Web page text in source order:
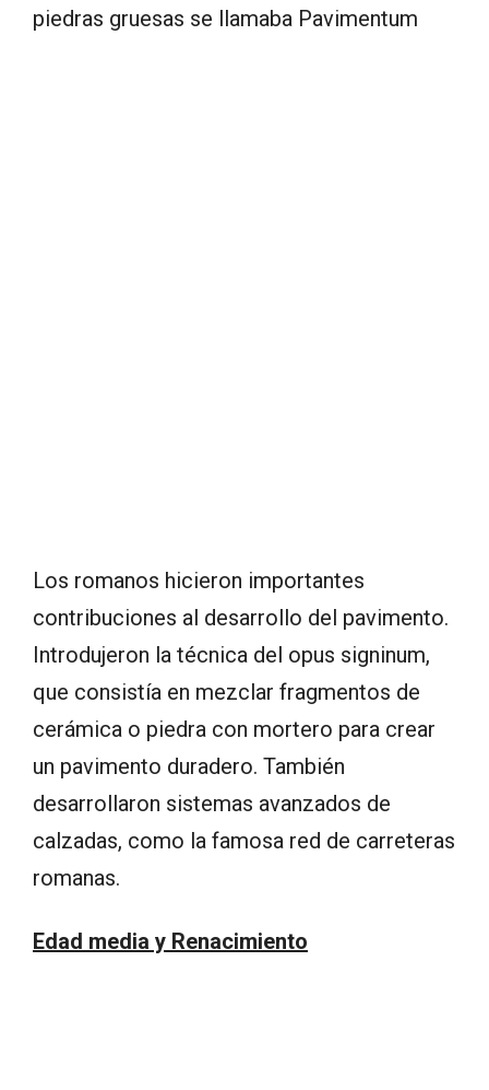
piedras gruesas se llamaba Pavimentum
Los romanos hicieron importantes
contribuciones al desarrollo del pavimento.
Introdujeron la técnica del opus signinum,
que consistía en mezclar fragmentos de
cerámica o piedra con mortero para crear
un pavimento duradero. También
desarrollaron sistemas avanzados de
calzadas, como la famosa red de carreteras
romanas.
Edad media y Renacimiento